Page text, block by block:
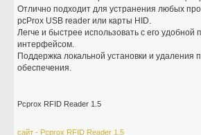
Отлично подходит для устранения любых
pcProx USB reader или карты HID.
Легче и быстрее использовать с его удобной
интерфейсом.
Поддержка локальной установки и удаления
обеспечения.
Pcprox RFID Reader 1.5
сайт - Pcprox RFID Reader 1.5